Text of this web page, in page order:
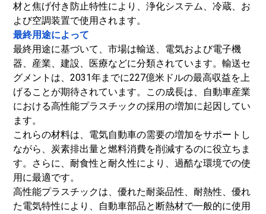
材と焦げ付き防止特性により、浄化システム、冷蔵、お
よび空調装置で使用されます。
最終用途によって
最終用途に基づいて、市場は輸送、電気および電子機
器、産業、建設、医療などに分類されています。輸送セ
グメントは、2031年までに227億米ドルの最高収益を上
げることが期待されています。この成長は、自動車産業
における高性能プラスチックの採用の増加に起因してい
ます。
これらの材料は、電気自動車の需要の増加をサポートし
ながら、炭素排出量と燃料消費を削減するのに役立ちま
す。さらに、耐食性と耐久性により、過酷な環境での使
用に最適です。
高性能プラスチックは、優れた耐薬品性、耐熱性、優れ
た電気特性により、自動車部品と断熱材で一般的に使用